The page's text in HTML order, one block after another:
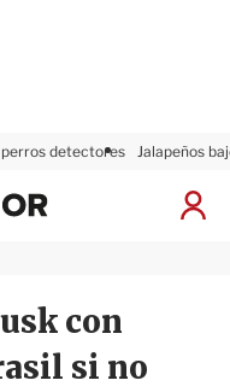
detectores Jalapeños
I
x
i
o
r
con
si no